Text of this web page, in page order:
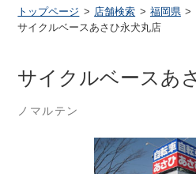
公式オンラインストア
企業情報サイト
店舗情報サイト
コンテンツ
メンテナンス・カスタム講座
トップページ 店舗検索
福岡県
サイクルベースあさひ永犬丸店
サイクルベースあ
ノマルテン